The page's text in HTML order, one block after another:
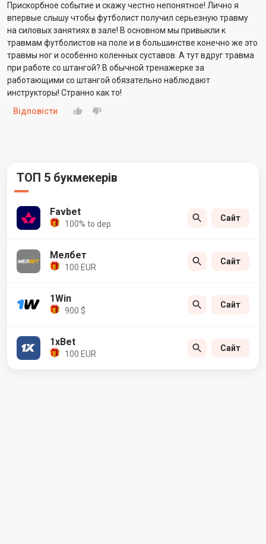
Прискорбное событие и скажу честно непонятное! Лично я
впервые слышу чтобы футболист получил серьезную травму
на силовых занятиях в зале! В основном мы привыкли к
травмам футболистов на поле и в большинстве конечно же это
травмы ног и особенно коленных суставов. А тут вдруг травма
при работе со штангой? В обычной тренажерке за
работающими со штангой обязательно наблюдают
инструкторы! Странно как то!
Відповісти
ТОП 5 букмекерів
Favbet
100% to dep
Сайт
Мелбет
100 EUR
Сайт
1Win
900 $
Сайт
1xBet
100 EUR
Сайт